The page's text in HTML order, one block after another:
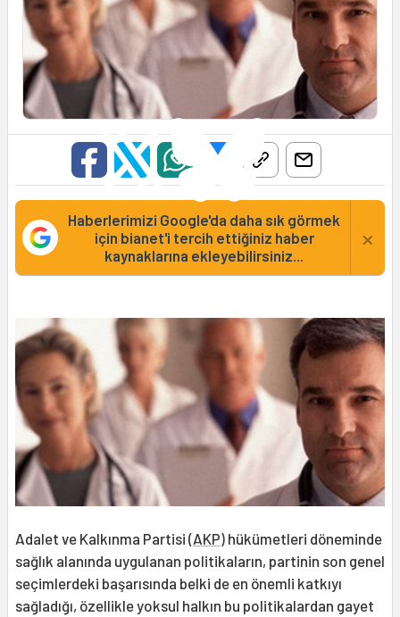
Haberlerimizi Google'da daha sık görmek
için bianet'i tercih ettiğiniz haber
kaynaklarına ekleyebilirsiniz...
×
Adalet ve Kalkınma Partisi (AKP) hükümetleri döneminde
sağlık alanında uygulanan politikaların, partinin son genel
seçimlerdeki başarısında belki de en önemli katkıyı
sağladığı, özellikle yoksul halkın bu politikalardan gayet